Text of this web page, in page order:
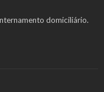
domiciliário.